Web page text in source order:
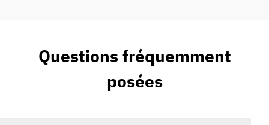
Questions fréquemment
posées